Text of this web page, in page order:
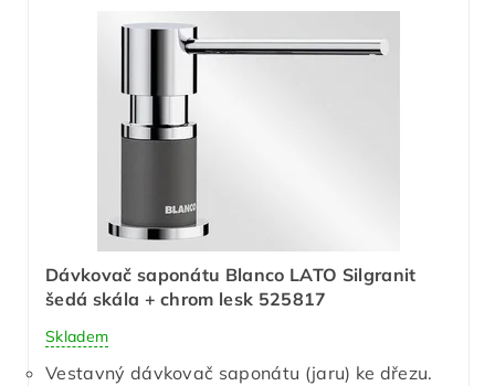
Dávkovač saponátu Blanco LATO Silgranit
šedá skála + chrom lesk 525817
Skladem
Vestavný dávkovač saponátu (jaru) ke dřezu.